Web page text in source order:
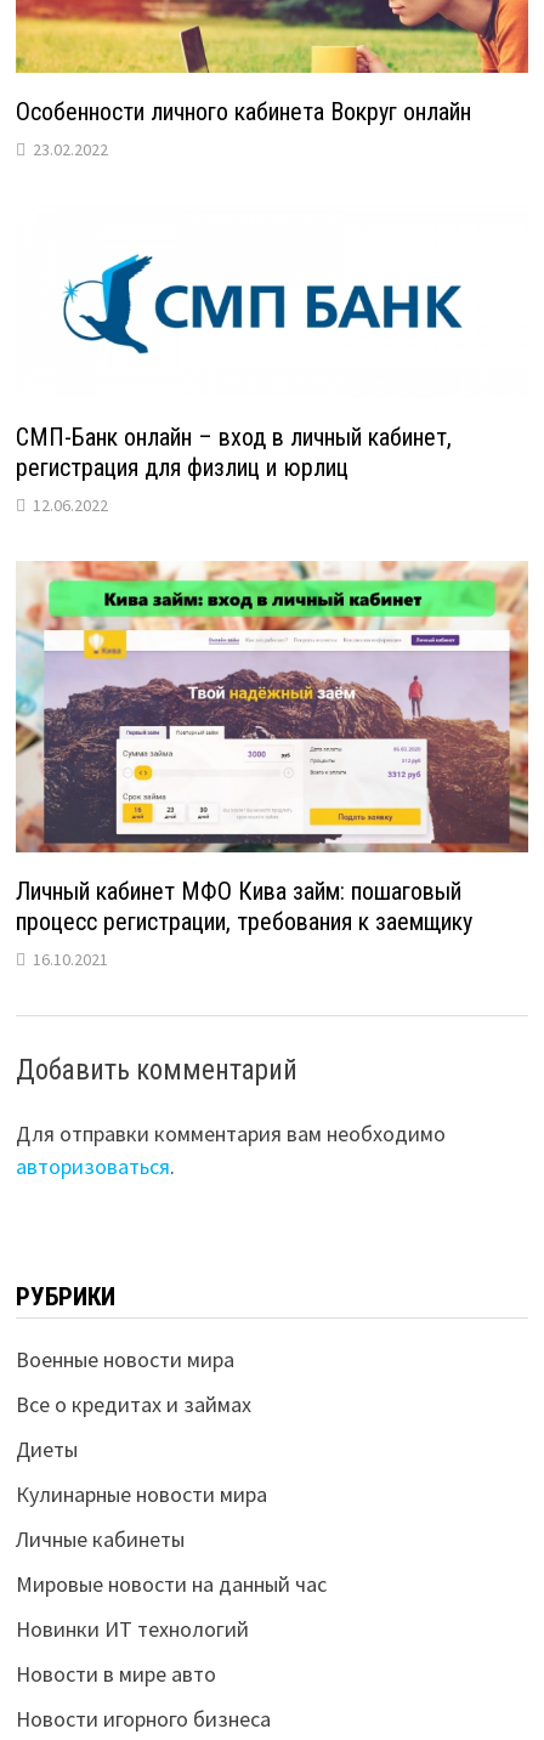
Особенности личного кабинета Вокруг онлайн
23.02.2022
СМП-Банк онлайн – вход в личный кабинет,
регистрация для физлиц и юрлиц
12.06.2022
Личный кабинет МФО Кива займ: пошаговый
процесс регистрации, требования к заемщику
16.10.2021
Добавить комментарий
Для отправки комментария вам необходимо
авторизоваться.
РУБРИКИ
Военные новости мира
Все о кредитах и займах
Диеты
Кулинарные новости мира
Личные кабинеты
Мировые новости на данный час
Новинки ИТ технологий
Новости в мире авто
Новости игорного бизнеса